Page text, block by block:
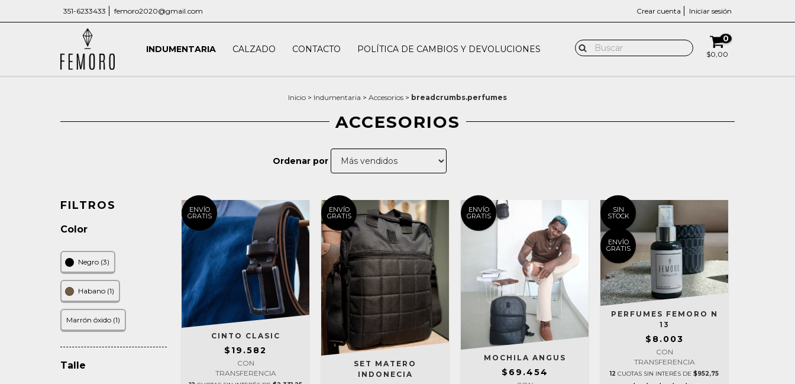
351-6233433 femoro2020@gmail.com Crear cuenta Iniciar sesión
INDUMENTARIA CALZADO CONTACTO POLÍTICA DE CAMBIOS Y DEVOLUCIONES
0
$0,00
Inicio > Indumentaria > Accesorios > breadcrumbs.perfumes
ACCESORIOS
Ordenar por
FILTROS
Color
Negro (3)
Habano (1)
Marrón óxido (1)
Talle
ENVÍO
GRATIS
CINTO CLASIC
$19.582
CON
TRANSFERENCIA
ENVÍO
GRATIS
SET MATERO
INDONECIA
ENVÍO
GRATIS
MOCHILA ANGUS
$69.454
SIN
STOCK
ENVÍO
GRATIS
PERFUMES FEMORO N
13
$8.003
CON
TRANSFERENCIA
12 CUOTAS SIN INTERÉS DE$952,75